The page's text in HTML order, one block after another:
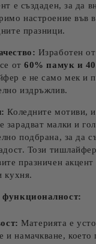
е създаден, за да
настроение във
празници.
Изработен
от60% памук и
е не само мек и
издръжлив.
Коледните мотиви,
малки и
подбрана, за да
Този
празничен
кухня.
Материята е
и намачкване, което